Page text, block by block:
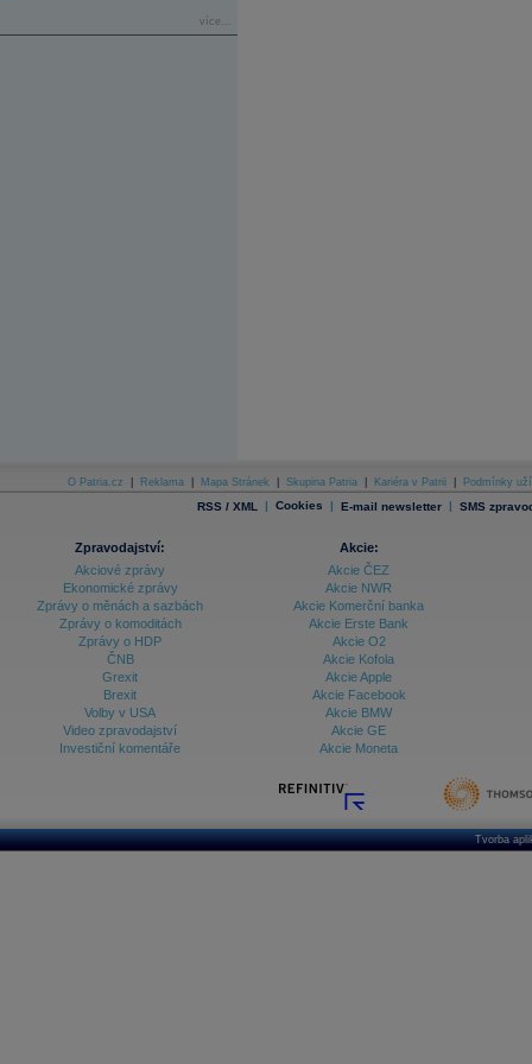
více...
O Patria.cz Reklama Mapa Stránek Skupina Patria Kariéra v Patrii Podmínky
RSS / XML | Cookies | E-mail newsletter | SMS
Zpravodajství:
Akciové zprávy
Ekonomické zprávy
Zprávy o měnách a sazbách
Zprávy o komoditách
Zprávy o HDP
ČNB
Grexit
Brexit
Volby v USA
Video zpravodajství
Investiční komentáře
Akcie:
Akcie ČEZ
Akcie NWR
Akcie Komerční banka
Akcie Erste Bank
Akcie O2
Akcie Kofola
Akcie Apple
Akcie Facebook
Akcie BMW
Akcie GE
Akcie Moneta
Tvorba